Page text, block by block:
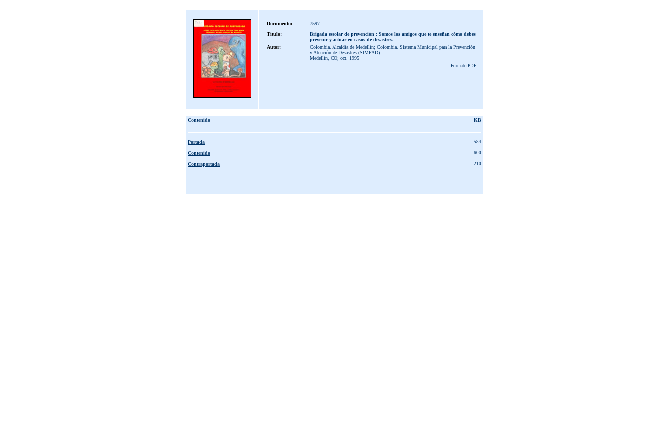
Documento:
7597
Título:
Brigada escolar de prevención : Somos los amigos que te enseñan cómo debes
prevenir y actuar en casos de desastres.
Autor:
Colombia. Alcaldía de Medellín; Colombia. Sistema Municipal para la Prevención
y Atención de Desastres (SIMPAD).
Medellín, CO; oct. 1995
Formato PDF
Contenido KB
Portada 584
Contenido 600
Contraportada 210